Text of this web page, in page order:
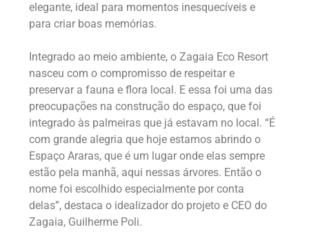
elegante, ideal para momentos inesquecíveis e
para criar boas memórias.
Integrado ao meio ambiente, o Zagaia Eco Resort
nasceu com o compromisso de respeitar e
preservar a fauna e flora local. E essa foi uma das
preocupações na construção do espaço, que foi
integrado às palmeiras que já estavam no local. “É
com grande alegria que hoje estamos abrindo o
Espaço Araras, que é um lugar onde elas sempre
estão pela manhã, aqui nessas árvores. Então o
nome foi escolhido especialmente por conta
delas”, destaca o idealizador do projeto e CEO do
Zagaia, Guilherme Poli.